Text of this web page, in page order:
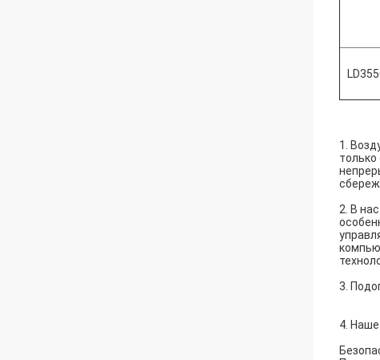
1.
2. В
3.
4.